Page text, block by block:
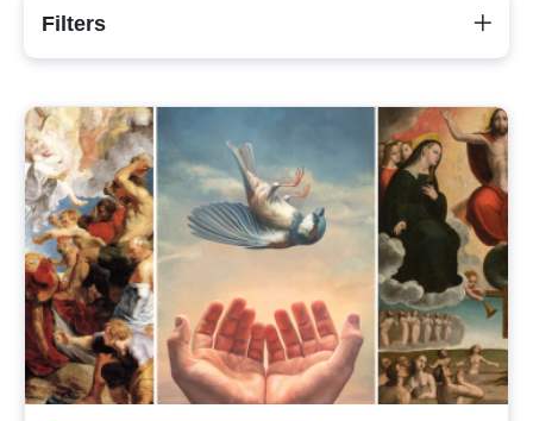
Filters
Notizie